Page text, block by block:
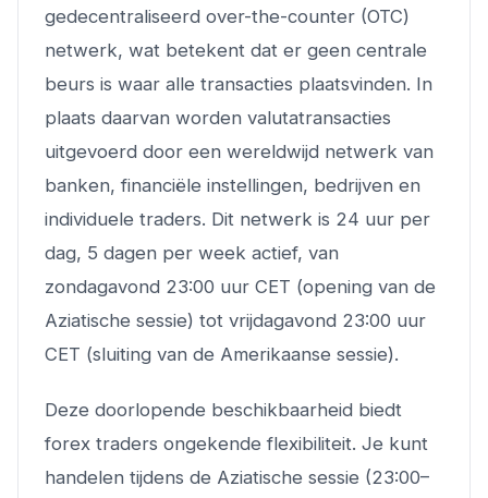
gedecentraliseerd over-the-counter (OTC)
netwerk, wat betekent dat er geen centrale
beurs is waar alle transacties plaatsvinden. In
plaats daarvan worden valutatransacties
uitgevoerd door een wereldwijd netwerk van
banken, financiële instellingen, bedrijven en
individuele traders. Dit netwerk is 24 uur per
dag, 5 dagen per week actief, van
zondagavond 23:00 uur CET (opening van de
Aziatische sessie) tot vrijdagavond 23:00 uur
CET (sluiting van de Amerikaanse sessie).
Deze doorlopende beschikbaarheid biedt
forex traders ongekende flexibiliteit. Je kunt
handelen tijdens de Aziatische sessie (23:00–